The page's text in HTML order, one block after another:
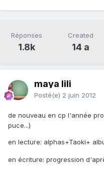
Réponses
1.8k
Created
14 a
maya lili
Posté(e) 2 juin 2012
de nouveau en cp l'année
puce...)
en lecture: alphas+Taoki+
en écriture: progression